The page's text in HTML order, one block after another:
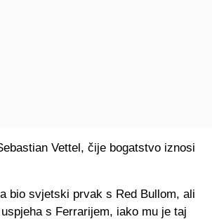
Vettel, čije bogatstvo iznosi
bio svjetski prvak s Red Bullom, ali
s Ferrarijem, iako mu je taj